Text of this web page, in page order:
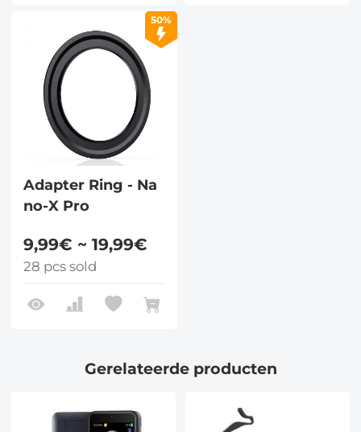
50%
Adapter Ring - Na
no-X Pro
9,99€ ~ 19,99€
28 pcs sold
Gerelateerde producten